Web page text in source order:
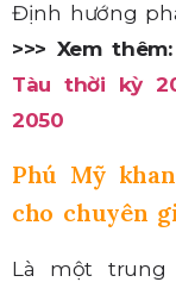
Định hướng
>>> Xem thêm:
Tàu thời kỳ
2050
Phú Mỹ
cho chuyên
Là một trung